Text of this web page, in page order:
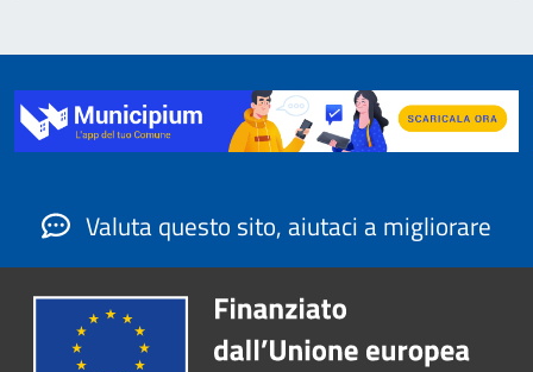
Valuta questo sito, aiutaci a migliorare